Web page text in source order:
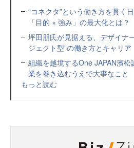
“コネクタ”という働き方を貫く
「目的 × 強み」の最大化とは？
坪田朋氏が見据える、デザイナ
ジェクト型”の働き方とキャリア
組織を越境するOne JAPAN濱
業を巻き込むうえで大事なこと
もっと読む